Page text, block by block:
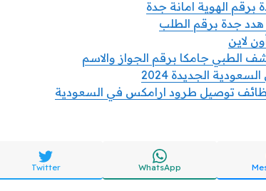
برقم الهوية امانة جدة
جدة برقم الطلب
لاين
الطبي جامكا برقم الجواز والاسم
الجديدة 2024
توصيل طرود ارامكس في السعودية
WhatsApp
Twitter